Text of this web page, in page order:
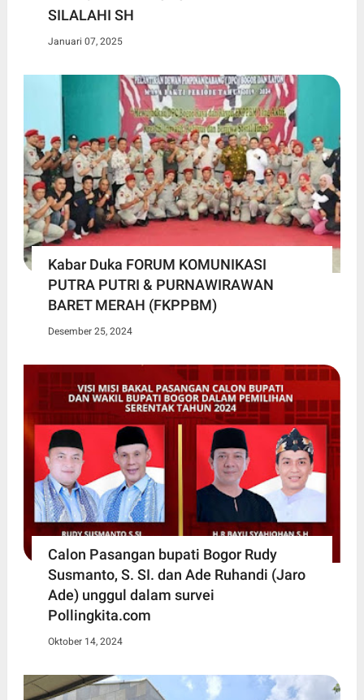
SILALAHI SH
Januari 07, 2025
Kabar Duka FORUM KOMUNIKASI
PUTRA PUTRI & PURNAWIRAWAN
BARET MERAH (FKPPBM)
Desember 25, 2024
Calon Pasangan bupati Bogor Rudy
Susmanto, S. SI. dan Ade Ruhandi (Jaro
Ade) unggul dalam survei
Pollingkita.com
Oktober 14, 2024